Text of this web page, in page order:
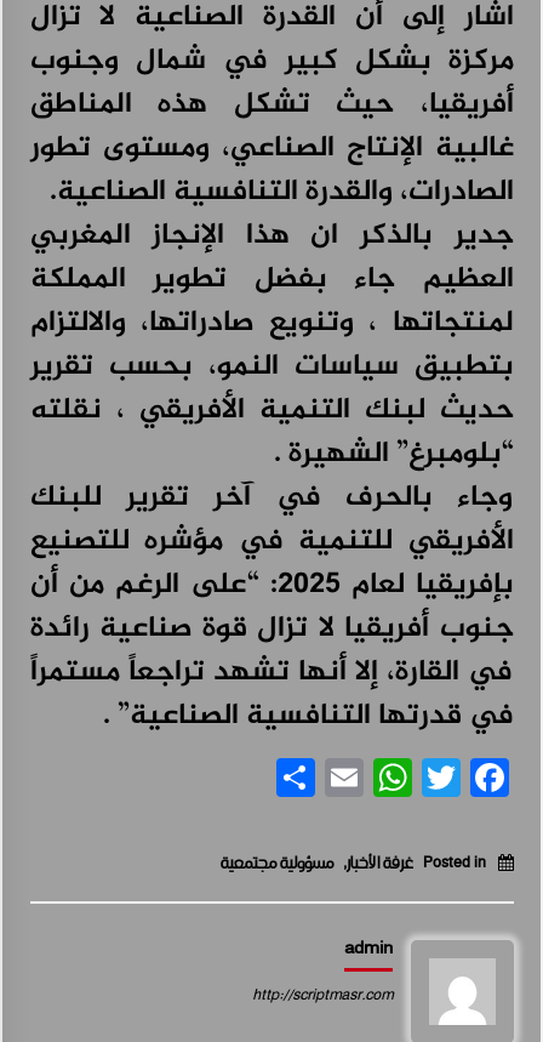
اشار إلى أن القدرة الصناعية لا تزال
مركزة بشكل كبير في شمال وجنوب
أفريقيا، حيث تشكل هذه المناطق
غالبية الإنتاج الصناعي، ومستوى تطور
الصادرات، والقدرة التنافسية الصناعية.
جدير بالذكر ان هذا الإنجاز المغربي
العظيم جاء بفضل تطوير المملكة
لمنتجاتها ، وتنويع صادراتها، والالتزام
بتطبيق سياسات النمو، بحسب تقرير
حديث لبنك التنمية الأفريقي ، نقلته
“بلومبرغ” الشهيرة .
وجاء بالحرف في آخر تقرير للبنك
الأفريقي للتنمية في مؤشره للتصنيع
بإفريقيا لعام 2025: “على الرغم من أن
جنوب أفريقيا لا تزال قوة صناعية رائدة
في القارة، إلا أنها تشهد تراجعاً مستمراً
في قدرتها التنافسية الصناعية” .
Facebook
Twitter
WhatsApp
Email
Posted in غرفة الأخبار, مسؤولية مجتمعية
admin
http://scriptmasr.com